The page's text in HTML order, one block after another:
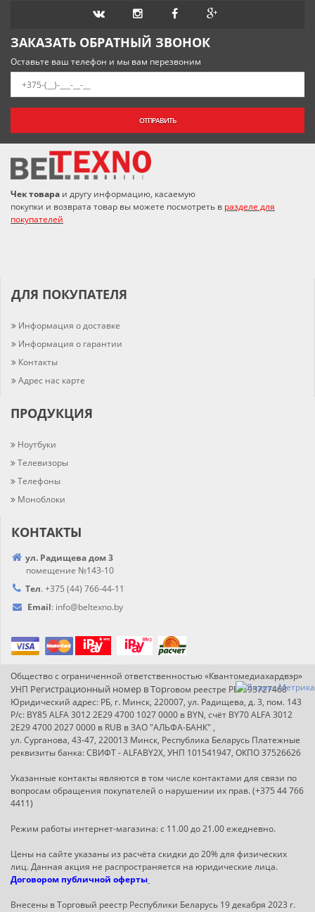
ЗАКАЗАТЬ ОБРАТНЫЙ ЗВОНОК
Оставьте ваш телефон и мы вам перезвоним
ОТПРАВИТЬ
Чек товара и другу информацию, касаемую
покупки и возврата товар вы можете посмотреть в разделе для
покупателей
ДЛЯ ПОКУПАТЕЛЯ
Информация о доставке
Информация о гарантии
Контакты
Адрес нас карте
ПРОДУКЦИЯ
Ноутбуки
Телевизоры
Телефоны
Моноблоки
КОНТАКТЫ
ул. Радищева дом 3
помещение №143-10
Тел. +375 (44) 766-44-11
Email: info@beltexno.by
Общество с ограниченной ответственностью «Квантомедиахардвэр»
УНП Регистрационный номер в Торговом реестре РБ: 193727468
Юридический адрес: РБ, г. Минск, 220007, ул. Радищева, д. 3, пом. 143
Р/с: BY85 ALFA 3012 2E29 4700 1027 0000 в BYN, счёт BY70 ALFA 3012
2E29 4700 2027 0000 в RUB в ЗАО "АЛЬФА-БАНК" ,
ул. Сурганова, 43-47, 220013 Минск, Республика Беларусь Платежные
реквизиты банка: СВИФТ - ALFABY2X, УНП 101541947, ОКПО 37526626
Указанные контакты являются в том числе контактами для связи по
вопросам обращения покупателей о нарушении их прав. (+375 44 766
4411)
Режим работы интернет-магазина: с 11.00 до 21.00 ежедневно.
Цены на сайте указаны из расчёта скидки до 20% для физических
лиц. Данная акция не распространяется на юридические лица.
Договором публичной оферты
Внесены в Торговый реестр Республики Беларусь 19 декабря 2023 г.